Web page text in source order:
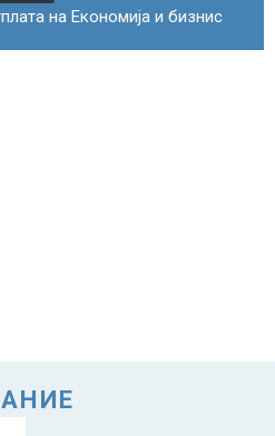
на Економија и бизнис